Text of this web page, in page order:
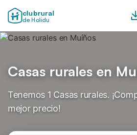
clubrural
de Holidu
Casas rurales en
Tenemos 1 Casas rurales.
mejor precio!